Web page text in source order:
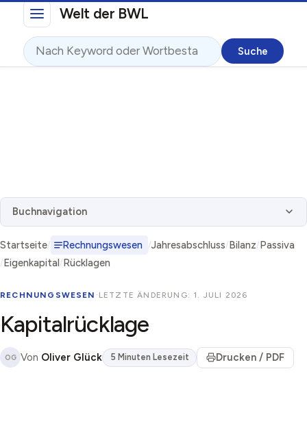
Direkt zum InhaltWelt der BWL
Suche
Buchnavigation
Startseite Rechnungswesen Jahresabschluss Bilanz Passiva
Eigenkapital Rücklagen
RECHNUNGSWESEN · LETZTE ÄNDERUNG: 1. JULI 2026
Kapitalrücklage
OG Von Oliver Glück 5 Minuten Lesezeit Drucken / PDF